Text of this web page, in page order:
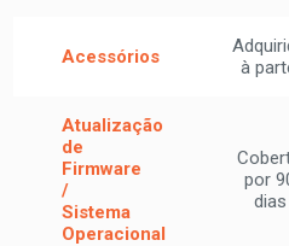
Acessórios
à
Atualização
de
Firmware
/
Sistema
Operacional
por
dias